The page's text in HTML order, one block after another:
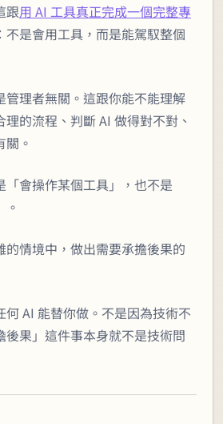
跟用 AI 工具真正完成一個完整專
不是會用工具，而是能駕馭整個
管理者無關。這跟你能不能理解
的流程、判斷 AI 做得對不對、
。
「會操作某個工具」，也不是
。
的情境中，做出需要承擔後果的
AI 能替你做。不是因為技術不
後果」這件事本身就不是技術問